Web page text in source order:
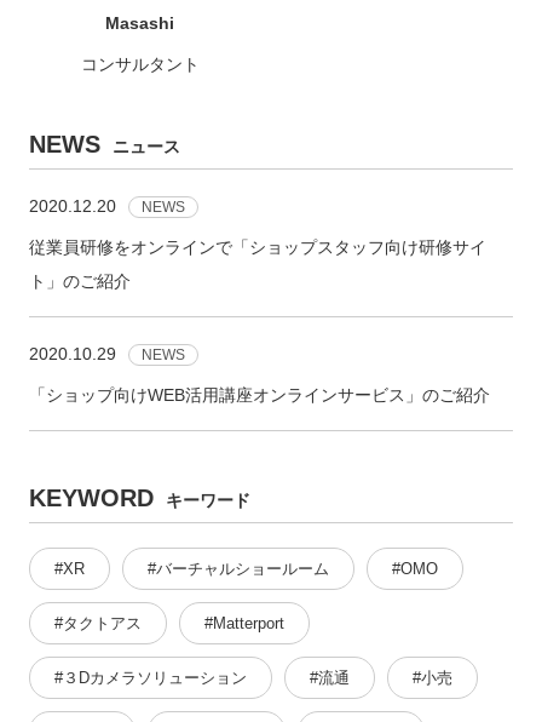
Masashi
コンサルタント
NEWS ニュース
2020.12.20 NEWS
従業員研修をオンラインで「ショップスタッフ向け研修サイ
ト」のご紹介
2020.10.29 NEWS
「ショップ向けWEB活用講座オンラインサービス」のご紹介
KEYWORD キーワード
#XR #バーチャルショールーム #OMO
#タクトアス #Matterport
#３Dカメラソリューション #流通 #小売